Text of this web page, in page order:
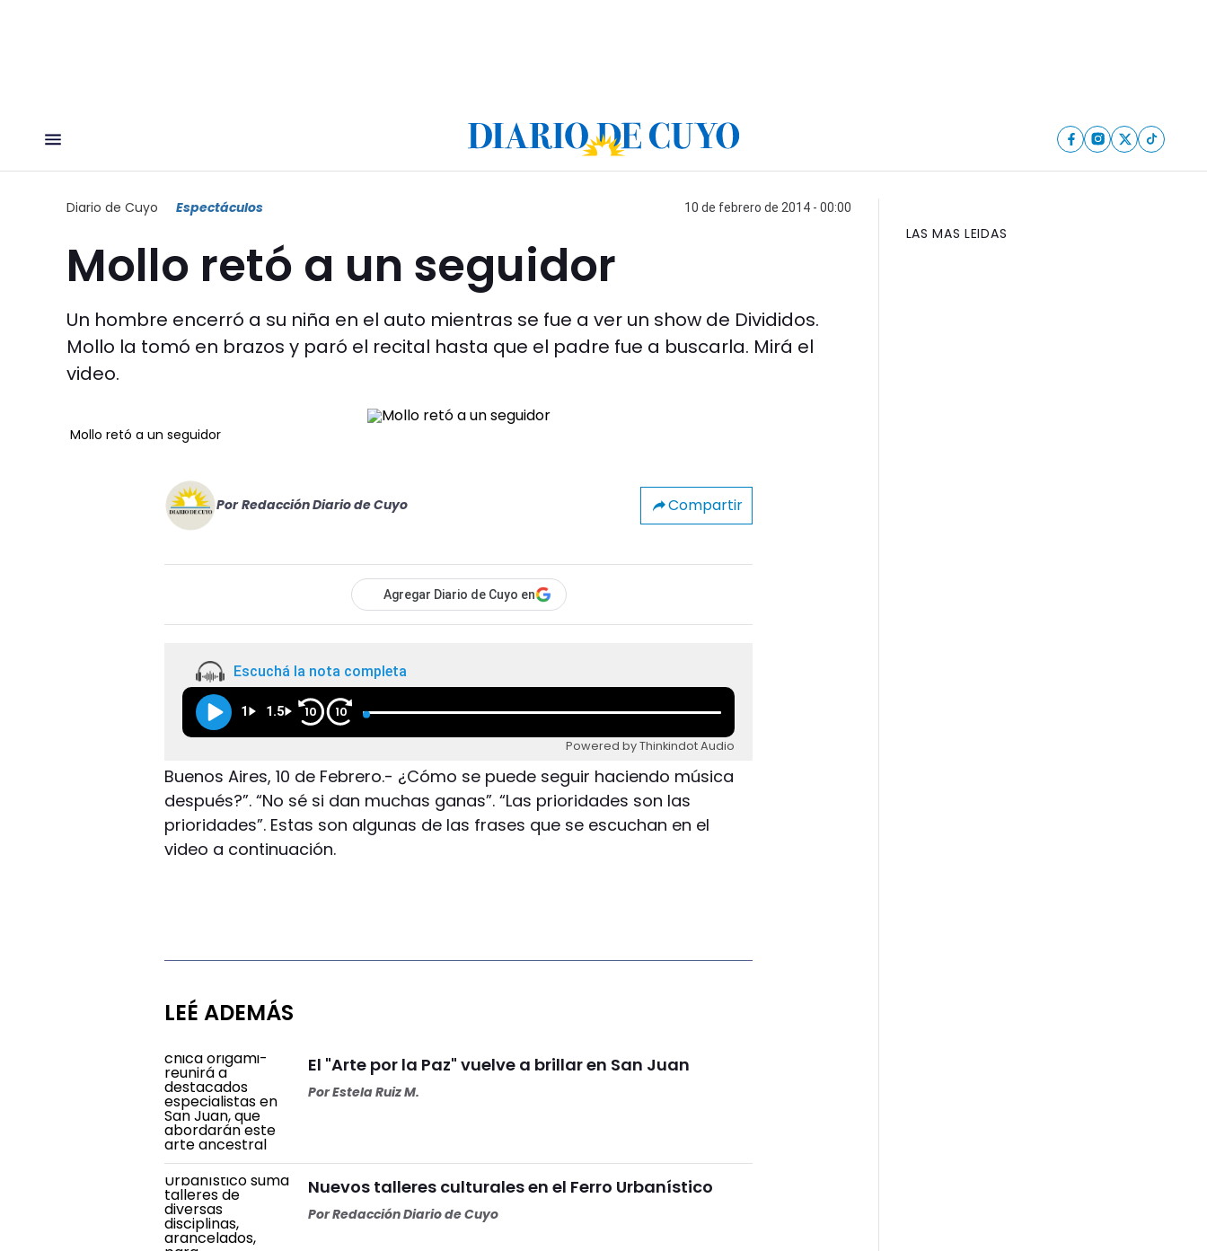
Diario de Cuyo Espectáculos 10 de febrero de 2014 - 00:00
Mollo retó a un seguidor
Un hombre encerró a su niña en el auto mientras se fue a ver un show de Divididos.
Mollo la tomó en brazos y paró el recital hasta que el padre fue a buscarla. Mirá el
video.
Mollo retó a un seguidor
Por Redacción Diario de Cuyo Compartir
Agregar Diario de Cuyo en
Escuchá la nota completa
1 1.5 10 10
Powered by Thinkindot Audio
Buenos Aires, 10 de Febrero.- ¿Cómo se puede seguir haciendo música
después?”. “No sé si dan muchas ganas”. “Las prioridades son las
prioridades”. Estas son algunas de las frases que se escuchan en el
video a continuación.
LEÉ ADEMÁS
El "Arte por la Paz" vuelve a brillar en San Juan
PorEstela Ruiz M.
Nuevos talleres culturales en el Ferro Urbanístico
PorRedacción Diario de Cuyo
LAS MAS LEIDAS